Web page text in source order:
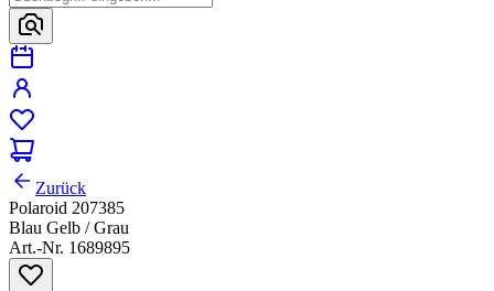
Zurück
Polaroid 207385
Blau Gelb / Grau
Art.-Nr. 1689895